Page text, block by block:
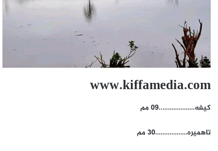
www.kiffamedia.com
كيفه………………..09 مم
تاهميره………………30 مم